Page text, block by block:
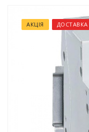
АКЦІЯ ДОСТАВКА